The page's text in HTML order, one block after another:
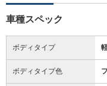
車種スペック
ボディタイプ
ボディタイプ色